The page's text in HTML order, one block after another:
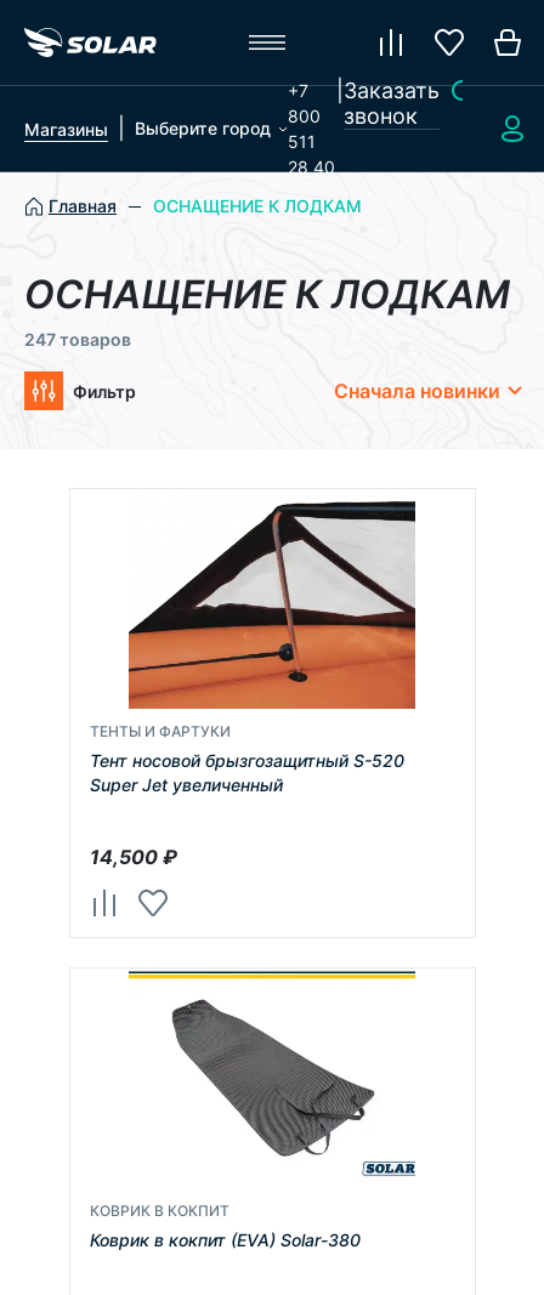
Магазины Выберите город
+7
800
511
28 40
|Заказать
звонок
Главная ОСНАЩЕНИЕ К ЛОДКАМ
ОСНАЩЕНИЕ К ЛОДКАМ
247 товаров
Фильтр Сначала новинки
ТЕНТЫ И ФАРТУКИ
Тент носовой брызгозащитный S-520
Super Jet увеличенный
14,500₽
КОВРИК В КОКПИТ
Коврик в кокпит (EVA) Solar-380